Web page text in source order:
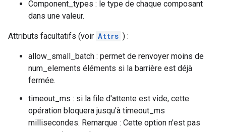
Component_types : le type de chaque composant
dans une valeur.
Attributs facultatifs (voir Attrs ) :
allow_small_batch : permet de renvoyer moins de
num_elements éléments si la barrière est déjà
fermée.
timeout_ms : si la file d'attente est vide, cette
opération bloquera jusqu'à timeout_ms
millisecondes. Remarque : Cette option n'est pas